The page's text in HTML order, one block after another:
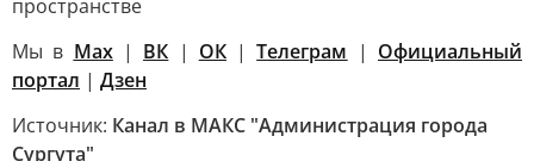
пространстве
Мы в Max| ВК | ОК|Телеграм | Официальный
портал | Дзен
Источник: Канал в МАКС "Администрация города
Сургута"